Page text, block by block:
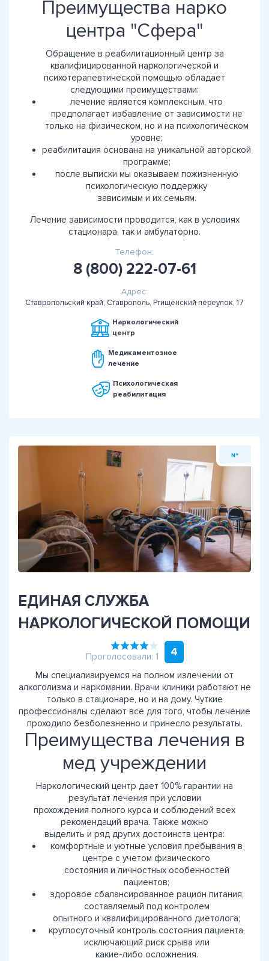
Преимущества нарко
центра "Сфера"
Обращение в реабилитационный центр за
квалифицированной наркологической и
психотерапевтической помощью обладает
следующими преимуществами:
лечение является комплексным, что
предполагает избавление от зависимости не
только на физическом, но и на психологическом
уровне;
реабилитация основана на уникальной авторской
программе;
после выписки мы оказываем пожизненную
психологическую поддержку
зависимым и их семьям.
Лечение зависимости проводится, как в условиях
стационара, так и амбулаторно.
Телефон:
8 (800) 222-07-61
Адрес:
Ставропольский край, Ставрополь, Ртищенский переулок, 17
Наркологический
центр
Медикаментозное
лечение
Психологическая
реабилитация
№
ЕДИНАЯ СЛУЖБА
НАРКОЛОГИЧЕСКОЙ ПОМОЩИ
Проголосовали: 1 4
Мы специализируемся на полном излечении от
алкоголизма и наркомании. Врачи клиники работают не
только в стационаре, но и на дому. Чуткие
профессионалы сделают все для того, чтобы лечение
проходило безболезненно и принесло результаты.
Преимущества лечения в
мед учреждении
Наркологический центр дает 100% гарантии на
результат лечения при условии
прохождения полного курса и соблюдений всех
рекомендаций врача. Также можно
выделить и ряд других достоинств центра:
комфортные и уютные условия пребывания в
центре с учетом физического
состояния и личностных особенностей
пациентов;
здоровое сбалансированное рацион питания,
составляемый под контролем
опытного и квалифицированного диетолога;
круглосуточный контроль состояния пациента,
исключающий риск срыва или
какие-либо осложнения.